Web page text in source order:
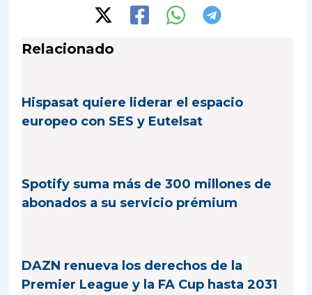
Relacionado
Hispasat quiere liderar el espacio
europeo con SES y Eutelsat
Spotify suma más de 300 millones de
abonados a su servicio prémium
DAZN renueva los derechos de la
Premier League y la FA Cup hasta 2031